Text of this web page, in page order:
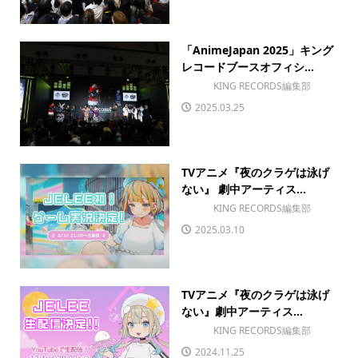
「AnimeJapan 2025」キング
レコードブースオフィシ...
KING RECORDS編集部
2025.03.25
TVアニメ『夜のクラゲは泳げ
ない』 劇中アーティス...
KING RECORDS編集部
2025.03.10
TVアニメ『夜のクラゲは泳げ
ない』劇中アーティス...
KING RECORDS編集部
2024.11.25